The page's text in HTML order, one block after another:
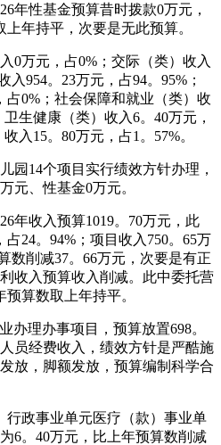
性基金预算昔时拨款0万元，
年持平，次要是无此预算。
万元，占0%；交际（类）收入
954。23万元，占94。95%；
0%；社会保障和就业（类）收
生健康（类）收入6。40万元，
入15。80万元，占1。57%。
14个项目实行绩效方针办理，
元、性基金0万元。
收入预算1019。70万元，此
24。94%；项目收入750。65万
数削减37。66万元，次要是有正
收入预算收入削减。此中委托营
算数取上年持平。
理办事项目，预算放置698。
员经费收入，绩效方针是严酷施
放，脚额发放，预算编制科学合
政事业单元医疗（款）事业单
6。40万元，比上年预算数削减